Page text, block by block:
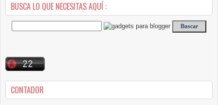
BUSCA LO QUE NECESITAS AQUÍ :
CONTADOR